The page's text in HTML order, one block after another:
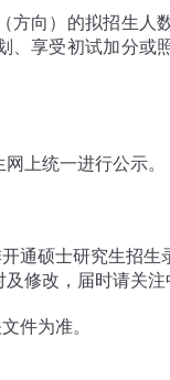
向）的拟招生人
、享受初试加分或
上统一进行公示。
通硕士研究生招生
修改，届时请关注
件为准。